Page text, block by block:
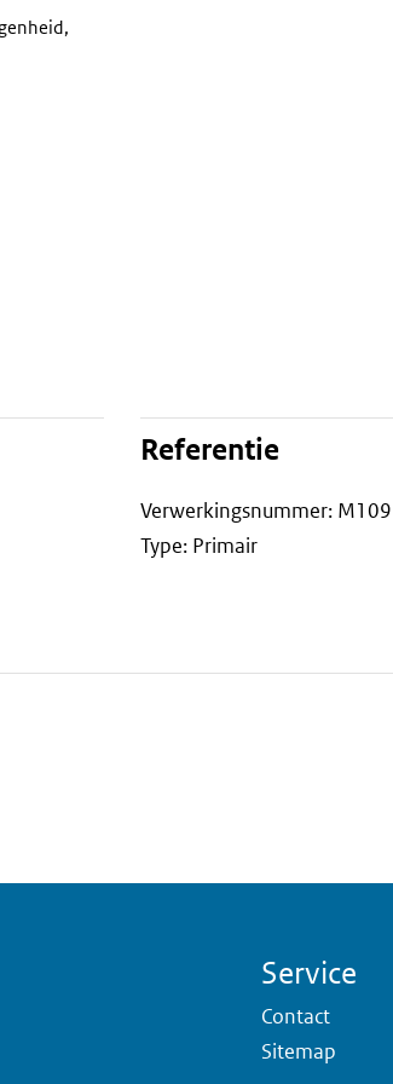
Referentie
Verwerkingsnummer:
Type: Primair
Service
Contact
Sitemap